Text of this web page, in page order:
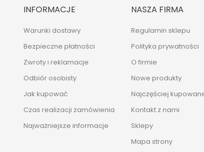
INFORMACJE
Warunki dostawy
Bezpieczne płatności
Zwroty i reklamacje
Odbiór osobisty
Jak kupować
Czas realizacji zamówienia
Najważniejsze informacje
NASZA FIRMA
Regulamin sklepu
Polityka prywatności
O firmie
Nowe produkty
Najczęściej
Kontakt z nami
Sklepy
Mapa strony